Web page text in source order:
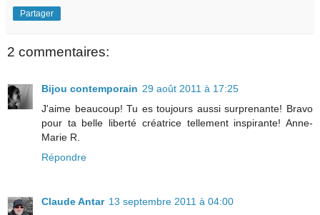
Partager
2 commentaires:
Bijou contemporain 29 août 2011 à 17:25
J'aime beaucoup! Tu es toujours aussi surprenante! Bravo
pour ta belle liberté créatrice tellement inspirante! Anne-
Marie R.
Répondre
Claude Antar 13 septembre 2011 à 04:00